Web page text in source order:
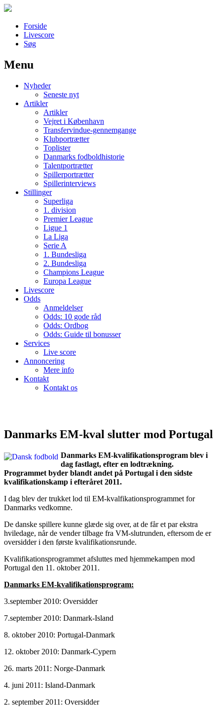
Forside
Livescore
Søg
Наши партнеры
лучшие займы
Menu
Nyheder
Seneste nyt
Artikler
Artikler
Vejret i København
Transfervindue-gennemgange
Klubportrætter
Toplister
Danmarks fodboldhistorie
Talentportrætter
Spillerportrætter
Spillerinterviews
Stillinger
Superliga
1. division
Premier League
Ligue 1
La Liga
Serie A
1. Bundesliga
2. Bundesliga
Champions League
Europa League
Livescore
Odds
Anmeldelser
Odds: 10 gode råd
Odds: Ordbog
Odds: Guide til bonusser
Services
Live score
Annoncering
Mere info
Kontakt
Kontakt os
Danmarks EM-kval slutter mod Portugal
Danmarks EM-kvalifikationsprogram blev i
dag fastlagt, efter en lodtrækning.
Programmet byder blandt andet på Portugal i den sidste
kvalifikationskamp i efteråret 2011.
I dag blev der trukket lod til EM-kvalfikationsprogrammet for
Danmarks vedkomne.
De danske spillere kunne glæde sig over, at de får et par ekstra
hviledage, når de vender tilbage fra VM-slutrunden, eftersom de er
oversidder i den første kvalifikationsrunde.
Kvalifikationsprogrammet afsluttes med hjemmekampen mod
Portugal den 11. oktober 2011.
Danmarks EM-kvalifikationsprogram:
3.september 2010: Oversidder
7.september 2010: Danmark-Island
8. oktober 2010: Portugal-Danmark
12. oktober 2010: Danmark-Cypern
26. marts 2011: Norge-Danmark
4. juni 2011: Island-Danmark
2. september 2011: Oversidder